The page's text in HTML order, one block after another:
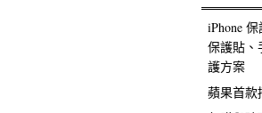
iPhone
保護貼、
護方案
蘋果首款